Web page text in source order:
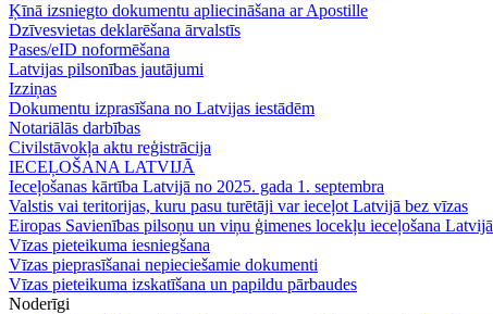
Ķīnā izsniegto dokumentu apliecināšana ar Apostille
Dzīvesvietas deklarēšana ārvalstīs
Pases/eID noformēšana
Latvijas pilsonības jautājumi
Izziņas
Dokumentu izprasīšana no Latvijas iestādēm
Notariālās darbības
Civilstāvokļa aktu reģistrācija
IECEĻOŠANA LATVIJĀ
Ieceļošanas kārtība Latvijā no 2025. gada 1. septembra
Valstis vai teritorijas, kuru pasu turētāji var ieceļot Latvijā bez vīzas
Eiropas Savienības pilsoņu un viņu ģimenes locekļu ieceļošana Latvijā
Vīzas pieteikuma iesniegšana
Vīzas pieprasīšanai nepieciešamie dokumenti
Vīzas pieteikuma izskatīšana un papildu pārbaudes
Noderīgi